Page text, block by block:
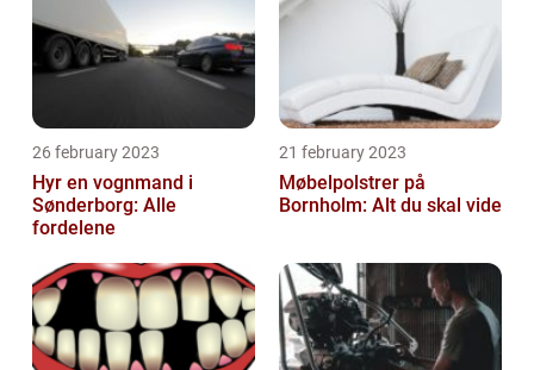
26 february 2023
Hyr en vognmand i
Sønderborg: Alle
fordelene
21 february 2023
Møbelpolstrer på
Bornholm: Alt du skal vide